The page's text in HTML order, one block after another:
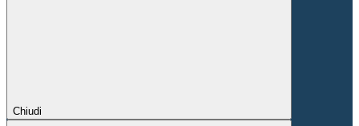
Chiudi